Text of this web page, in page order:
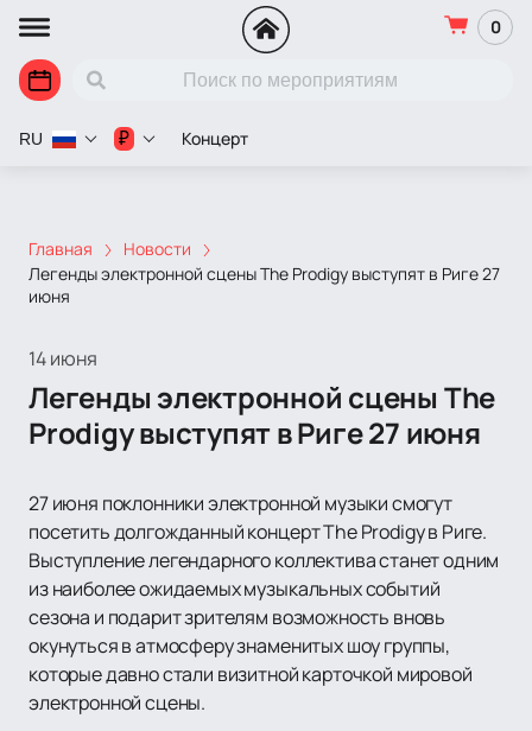
0
Концерт
RU ₽
Главная
Новости
Легенды электронной сцены The Prodigy выступят в Риге 27
июня
14 июня
Легенды электронной сцены The
Prodigy выступят в Риге 27 июня
27 июня поклонники электронной музыки смогут
посетить долгожданный концерт The Prodigy в Риге.
Выступление легендарного коллектива станет одним
из наиболее ожидаемых музыкальных событий
сезона и подарит зрителям возможность вновь
окунуться в атмосферу знаменитых шоу группы,
которые давно стали визитной карточкой мировой
электронной сцены.